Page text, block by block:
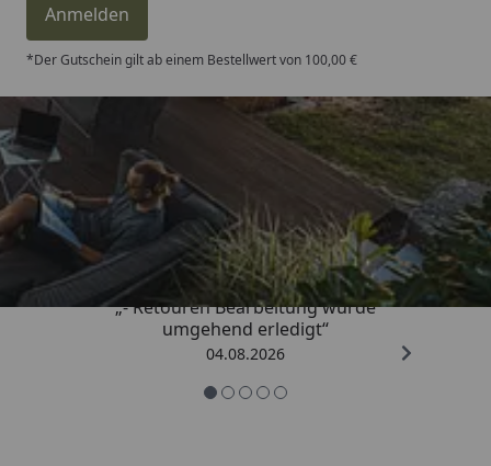
Anmelden
*Der Gutschein gilt ab einem Bestellwert von 100,00 €
Trusted Shops
4,81/ 5
„- Retouren Bearbeitung wurde
umgehend erledigt“
04.08.2026